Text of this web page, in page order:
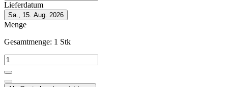
Lieferdatum
Sa., 15. Aug. 2026
Menge
Gesamtmenge: 1 Stk